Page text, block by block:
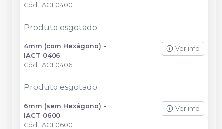
Cód. IACT 0400
Produto esgotado
4mm (com Hexágono) -
IACT 0406
Cód. IACT 0406
Ver info
Produto esgotado
6mm (sem Hexágono) -
IACT 0600
Cód. IACT 0600
Ver info